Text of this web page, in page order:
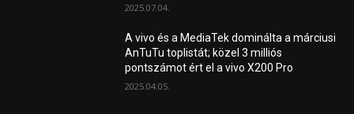
2025.07.04.
A vivo és a MediaTek dominálta a márciusi
AnTuTu toplistát; közel 3 milliós
pontszámot ért el a vivo X200 Pro
2025.04.05.